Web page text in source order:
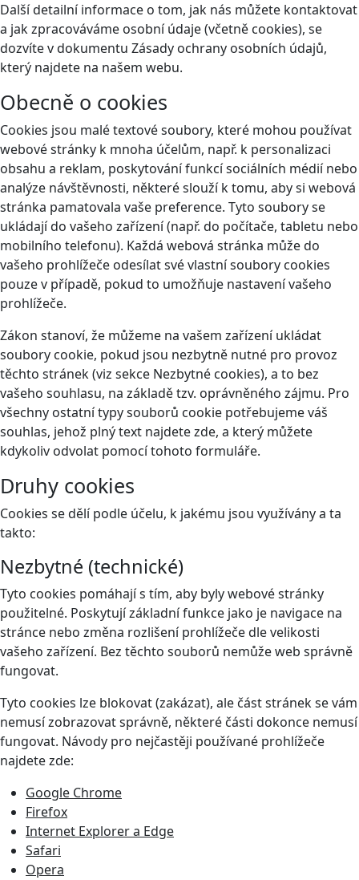
Další detailní informace o tom, jak nás můžete kontaktovat
a jak zpracováváme osobní údaje (včetně cookies), se
dozvíte v dokumentu Zásady ochrany osobních údajů,
který najdete na našem webu.
Obecně o cookies
Cookies jsou malé textové soubory, které mohou používat
webové stránky k mnoha účelům, např. k personalizaci
obsahu a reklam, poskytování funkcí sociálních médií nebo
analýze návštěvnosti, některé slouží k tomu, aby si webová
stránka pamatovala vaše preference. Tyto soubory se
ukládají do vašeho zařízení (např. do počítače, tabletu nebo
mobilního telefonu). Každá webová stránka může do
vašeho prohlížeče odesílat své vlastní soubory cookies
pouze v případě, pokud to umožňuje nastavení vašeho
prohlížeče.
Zákon stanoví, že můžeme na vašem zařízení ukládat
soubory cookie, pokud jsou nezbytně nutné pro provoz
těchto stránek (viz sekce Nezbytné cookies), a to bez
vašeho souhlasu, na základě tzv. oprávněného zájmu. Pro
všechny ostatní typy souborů cookie potřebujeme váš
souhlas, jehož plný text najdetezde, a který můžete
kdykoliv odvolat pomocí tohoto formuláře.
Druhy cookies
Cookies se dělí podle účelu, k jakému jsou využívány a ta
takto:
Nezbytné (technické)
Tyto cookies pomáhají s tím, aby byly webové stránky
použitelné. Poskytují základní funkce jako je navigace na
stránce nebo změna rozlišení prohlížeče dle velikosti
vašeho zařízení. Bez těchto souborů nemůže web správně
fungovat.
Tyto cookies lze blokovat (zakázat), ale část stránek se vám
nemusí zobrazovat správně, některé části dokonce nemusí
fungovat. Návody pro nejčastěji používané prohlížeče
najdete zde:
Google Chrome
Firefox
Internet Explorer a Edge
Safari
Opera